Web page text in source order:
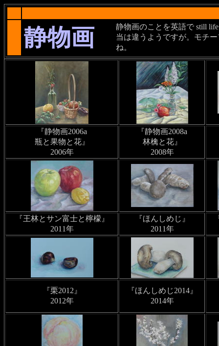
静物画
静物画のことを英語で still
当は違うようですが。モチ
ね。
『静物画2006a
瓶と果物と花』
2006年
『静物画2008a
林檎と花』
2008年
『王林とサン富士と檸檬』
2011年
『ほんしめじ』
2011年
『栗2012』
2012年
『ほんしめじ2014』
2014年